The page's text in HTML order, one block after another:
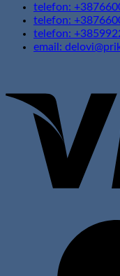
telefon:
telefon:
telefon:
email: